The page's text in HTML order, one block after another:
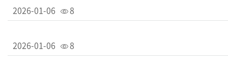
2026-01-06 8
2026-01-06 8